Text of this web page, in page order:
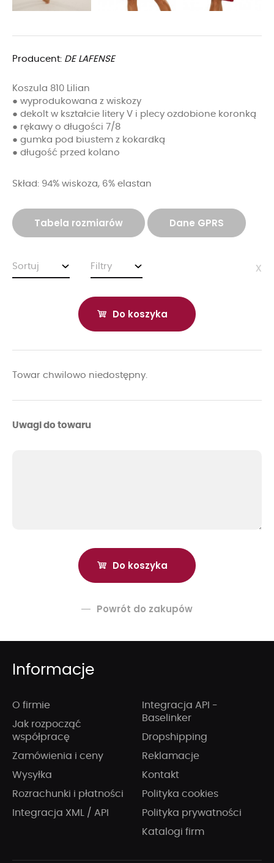
Producent: DE LAFENSE
Koszula 810 Lilian
● wyprodukowana z wiskozy
● dekolt w kształcie litery V i plecy ozdobione koronką
● rękawy o długości 7/8
● gumka pod biustem z kokardką
● długość przed kolano
Skład: 94% wiskoza, 6% elastan
Tabela rozmiarów Dane GPRS
Sortuj Filtry x
Do koszyka
Towar chwilowo niedostępny.
Uwagi do towaru
Powrót do zakupów
Informacje
O firmie
Jak rozpocząć
współpracę
Zamówienia i ceny
Wysyłka
Rozrachunki i płatności
Integracja XML / API
Integracja API -
Baselinker
Dropshipping
Reklamacje
Kontakt
Polityka cookies
Polityka prywatności
Katalogi firm